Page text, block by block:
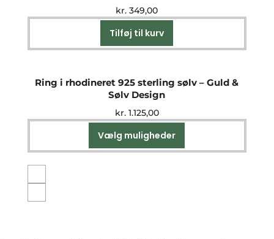
kan
kr. 349,00
Tilføj til kurv
Ring i rhodineret 925 sterling sølv – Guld &
Sølv Design
kr.1.125,00
Vælg muligheder
vare